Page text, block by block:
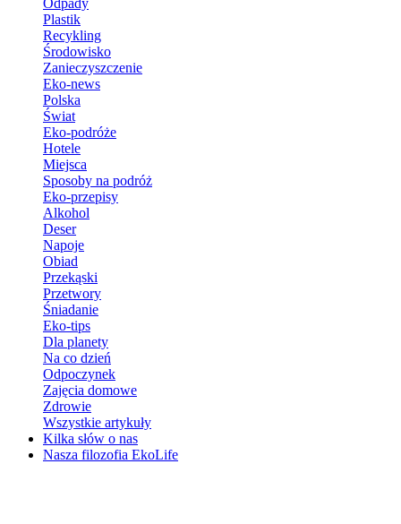
Plastik
Recykling
Środowisko
Zanieczyszczenie
Eko-news
Polska
Świat
Eko-podróże
Hotele
Miejsca
Sposoby na podróż
Eko-przepisy
Alkohol
Deser
Napoje
Obiad
Przekąski
Przetwory
Śniadanie
Eko-tips
Dla planety
Na co dzień
Odpoczynek
Zajęcia domowe
Zdrowie
Wszystkie artykuły
Kilka słów o nas
Nasza filozofia EkoLife